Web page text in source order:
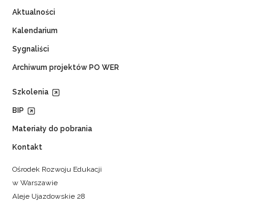
Aktualności
Kalendarium
Sygnaliści
Archiwum projektów PO WER
Szkolenia
BIP
Materiały do pobrania
Kontakt
Ośrodek Rozwoju Edukacji
w Warszawie
Aleje Ujazdowskie 28